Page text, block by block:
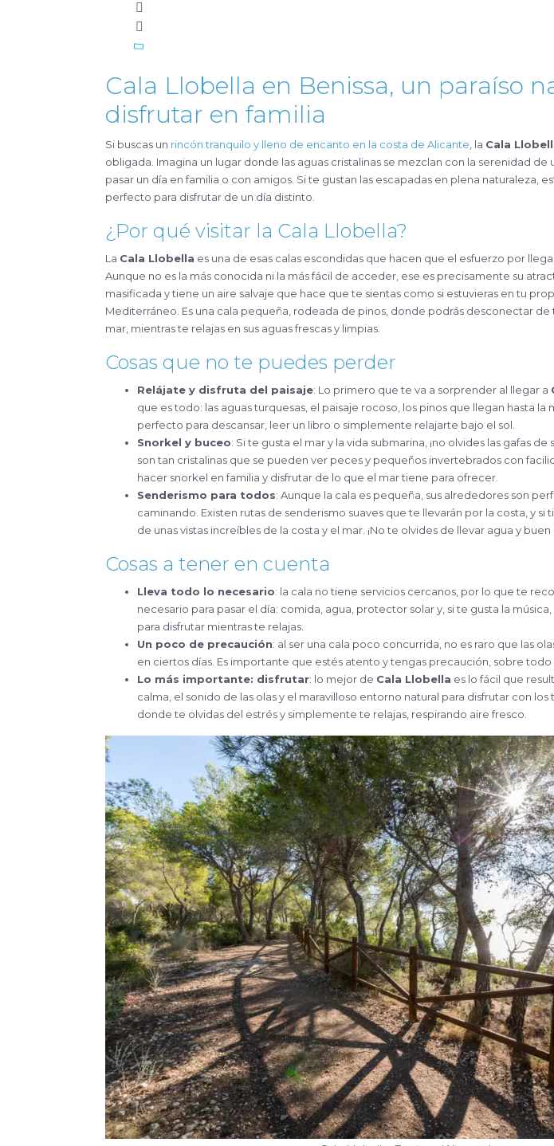
Cala Llobella en Benissa, un paraíso
disfrutar en familia
Si buscas un rincón tranquilo y lleno de encanto en la costa de Alicante, la Cala
obligada. Imagina un lugar donde las aguas cristalinas se mezclan con la serenidad de
pasar un día en familia o con amigos. Si te gustan las escapadas en plena naturaleza,
perfecto para disfrutar de un día distinto.
¿Por qué visitar la Cala Llobella?
La Cala Llobella es una de esas calas escondidas que hacen que el esfuerzo por
Aunque no es la más conocida ni la más fácil de acceder, ese es precisamente su
masificada y tiene un aire salvaje que hace que te sientas como si estuvieras en tu
Mediterráneo. Es una cala pequeña, rodeada de pinos, donde podrás desconectar
mar, mientras te relajas en sus aguas frescas y limpias.
Cosas que no te puedes perder
Relájate y disfruta del paisaje: Lo primero que te va a sorprender al llegar a
que es todo: las aguas turquesas, el paisaje rocoso, los pinos que llegan hasta la
perfecto para descansar, leer un libro o simplemente relajarte bajo el sol.
Snorkel y buceo: Si te gusta el mar y la vida submarina, ¡no olvides las gafas de
son tan cristalinas que se pueden ver peces y pequeños invertebrados con
hacer snorkel en familia y disfrutar de lo que el mar tiene para ofrecer.
Senderismo para todos: Aunque la cala es pequeña, sus alrededores son
caminando. Existen rutas de senderismo suaves que te llevarán por la costa, y si
de unas vistas increíbles de la costa y el mar. ¡No te olvides de llevar agua y
Cosas a tener en cuenta
Lleva todo lo necesario: la cala no tiene servicios cercanos, por lo que te
necesario para pasar el día: comida, agua, protector solar y, si te gusta la
para disfrutar mientras te relajas.
Un poco de precaución: al ser una cala poco concurrida, no es raro que las
en ciertos días. Es importante que estés atento y tengas precaución, sobre todo
Lo más importante: disfrutar: lo mejor de Cala Llobella es lo fácil que
calma, el sonido de las olas y el maravilloso entorno natural para disfrutar con los
donde te olvidas del estrés y simplemente te relajas, respirando aire fresco.